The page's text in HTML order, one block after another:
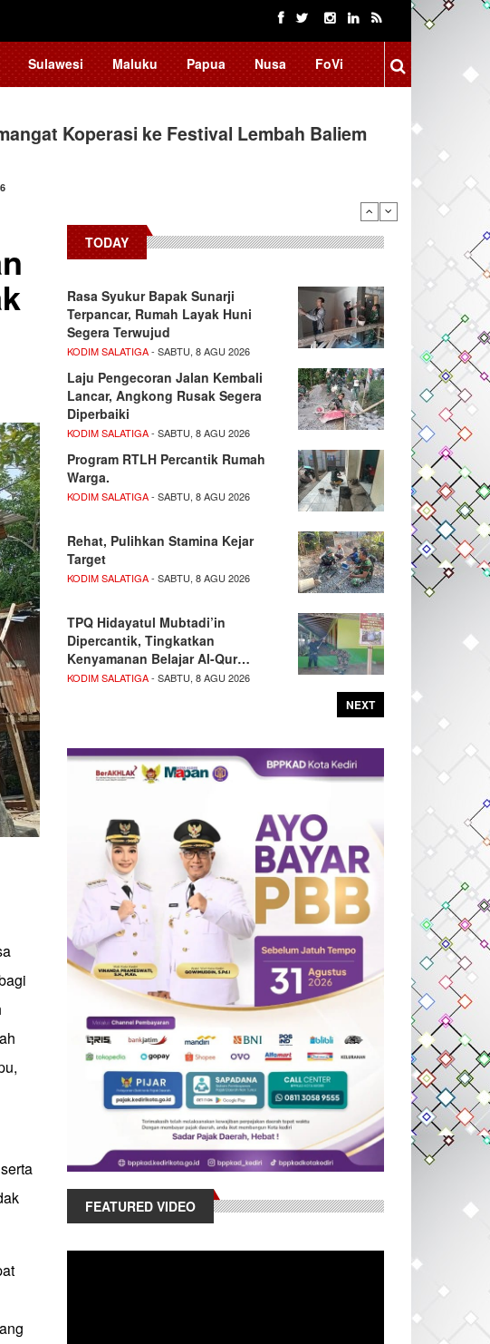
Sulawesi Maluku Papua Nusa FoVi
Koperasi ke Festival Lembah Baliem
Indonesia, BRIN Fokus Kembangkan
TODAY
Rasa Syukur Bapak Sunarji
Terpancar, Rumah Layak Huni
Segera Terwujud
KODIM SALATIGA- SABTU, 8 AGU 2026
Laju Pengecoran Jalan Kembali
Lancar, Angkong Rusak Segera
Diperbaiki
KODIM SALATIGA- SABTU, 8 AGU 2026
Program RTLH Percantik Rumah
Warga.
KODIM SALATIGA- SABTU, 8 AGU 2026
Rehat, Pulihkan Stamina Kejar
Target
KODIM SALATIGA- SABTU, 8 AGU 2026
TPQ Hidayatul Mubtadi’in
Dipercantik, Tingkatkan
Kenyamanan Belajar Al-Qur…
KODIM SALATIGA- SABTU, 8 AGU 2026
NEXT
FEATURED VIDEO